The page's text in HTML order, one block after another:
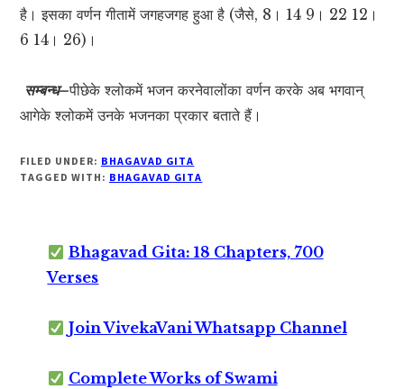
है। इसका वर्णन गीतामें जगहजगह हुआ है (जैसे, 8। 14 9। 22 12।
6 14। 26)।
सम्बन्ध–पीछेके श्लोकमें भजन करनेवालोंका वर्णन करके अब भगवान्
आगेके श्लोकमें उनके भजनका प्रकार बताते हैं।
FILED UNDER: BHAGAVAD GITA
TAGGED WITH: BHAGAVAD GITA
Bhagavad Gita: 18 Chapters, 700
Verses
Join VivekaVani Whatsapp Channel
Complete Works of Swami